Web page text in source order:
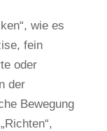
wie es
fein
oder
der
Bewegung